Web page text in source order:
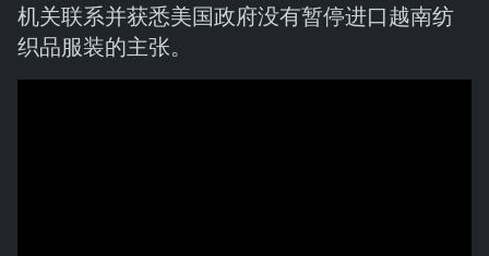
机关联系并获悉美国政府没有暂停进口越南纺
织品服装的主张。